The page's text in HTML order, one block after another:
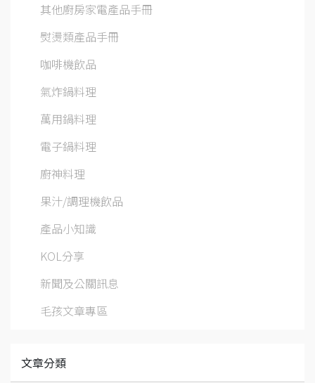
其他廚房家電產品手冊
熨燙類產品手冊
咖啡機飲品
氣炸鍋料理
萬用鍋料理
電子鍋料理
廚神料理
果汁/調理機飲品
產品小知識
KOL分享
新聞及公關訊息
毛孩文章專區
文章分類